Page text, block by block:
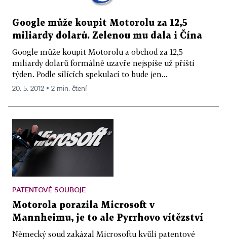
Google může koupit Motorolu za 12,5
miliardy dolarů. Zelenou mu dala i Čína
Google může koupit Motorolu a obchod za 12,5
miliardy dolarů formálně uzavře nejspíše už příští
týden. Podle sílících spekulací to bude jen...
20. 5. 2012 ▪ 2 min. čtení
PATENTOVÉ SOUBOJE
Motorola porazila Microsoft v
Mannheimu, je to ale Pyrrhovo vítězství
Německý soud zakázal Microsoftu kvůli patentové